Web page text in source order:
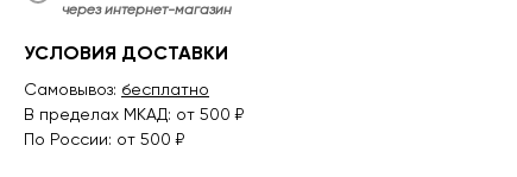
через интернет-магазин
УСЛОВИЯ ДОСТАВКИ
Самовывоз: бесплатно
В пределах МКАД: от 500 ₽
По России: от 500 ₽